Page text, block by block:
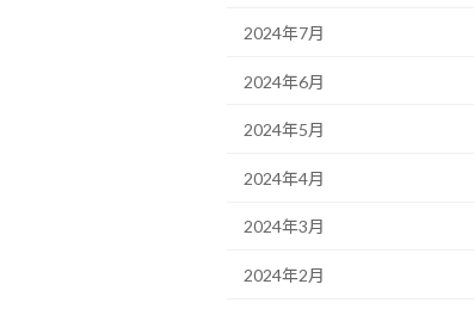
2024年7月
2024年6月
2024年5月
2024年4月
2024年3月
2024年2月